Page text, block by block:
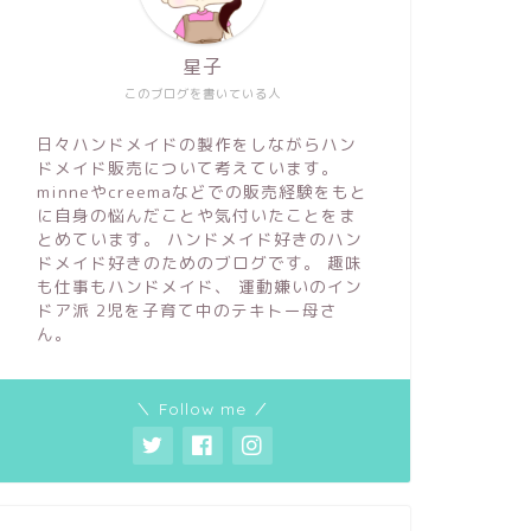
このブログを書いている人
星子
日々ハンドメイドの製作をしながらハン
ドメイド販売について考えています。
minneやcreemaなどでの販売経験をもと
に自身の悩んだことや気付いたことをま
とめています。 ハンドメイド好きのハン
ドメイド好きのためのブログです。 趣味
も仕事もハンドメイド、 運動嫌いのイン
ドア派 2児を子育て中のテキトー母さ
ん。
＼ Follow me ／